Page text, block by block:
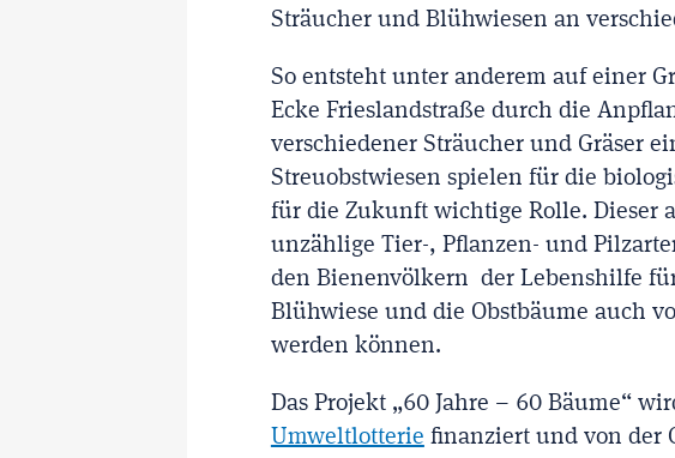
Sträucher und Blühwiesen an
So entsteht unter anderem auf einer
Ecke Frieslandstraße durch die
verschiedener Sträucher und Gräser
Streuobstwiesen spielen für die
für die Zukunft wichtige Rolle. Dieser
unzählige Tier-, Pflanzen- und
den Bienenvölkern der Lebenshilfe
Blühwiese und die Obstbäume auch
werden können.
Das Projekt „60 Jahre – 60 Bäume“
Umweltlotterie finanziert und von der